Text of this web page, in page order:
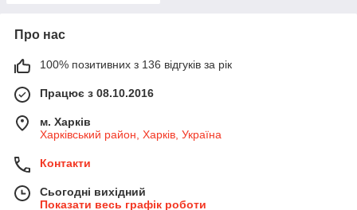
Про нас
100% позитивних з 136 відгуків за рік
Працює з 08.10.2016
м. Харків
Харківський район, Харків, Україна
Контакти
Сьогодні вихідний
Показати весь графік роботи